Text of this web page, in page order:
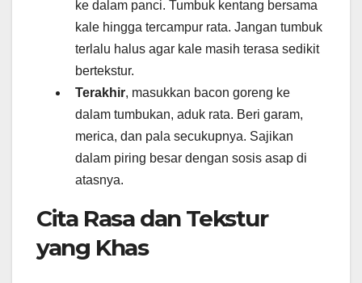
ke dalam panci. Tumbuk kentang bersama
kale hingga tercampur rata. Jangan tumbuk
terlalu halus agar kale masih terasa sedikit
bertekstur.
Terakhir, masukkan bacon goreng ke
dalam tumbukan, aduk rata. Beri garam,
merica, dan pala secukupnya. Sajikan
dalam piring besar dengan sosis asap di
atasnya.
Cita Rasa dan Tekstur
yang Khas